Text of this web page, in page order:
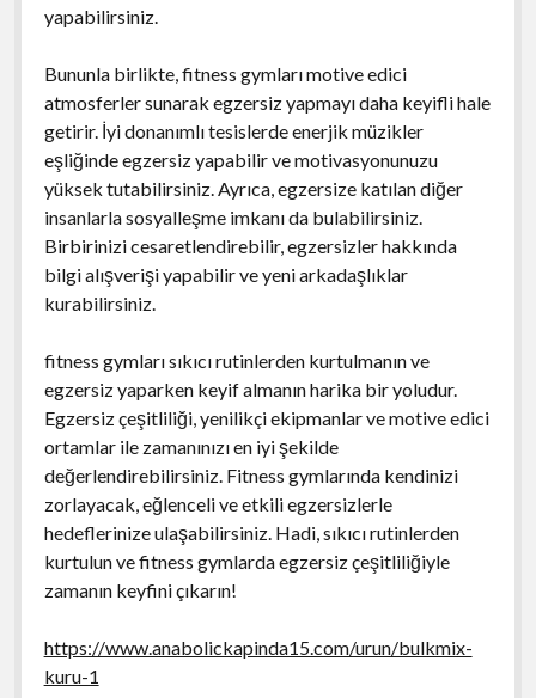
yapabilirsiniz.
Bununla birlikte, fitness gymları motive edici
atmosferler sunarak egzersiz yapmayı daha keyifli hale
getirir. İyi donanımlı tesislerde enerjik müzikler
eşliğinde egzersiz yapabilir ve motivasyonunuzu
yüksek tutabilirsiniz. Ayrıca, egzersize katılan diğer
insanlarla sosyalleşme imkanı da bulabilirsiniz.
Birbirinizi cesaretlendirebilir, egzersizler hakkında
bilgi alışverişi yapabilir ve yeni arkadaşlıklar
kurabilirsiniz.
fitness gymları sıkıcı rutinlerden kurtulmanın ve
egzersiz yaparken keyif almanın harika bir yoludur.
Egzersiz çeşitliliği, yenilikçi ekipmanlar ve motive edici
ortamlar ile zamanınızı en iyi şekilde
değerlendirebilirsiniz. Fitness gymlarında kendinizi
zorlayacak, eğlenceli ve etkili egzersizlerle
hedeflerinize ulaşabilirsiniz. Hadi, sıkıcı rutinlerden
kurtulun ve fitness gymlarda egzersiz çeşitliliğiyle
zamanın keyfini çıkarın!
https://www.anabolickapinda15.com/urun/bulkmix-
kuru-1